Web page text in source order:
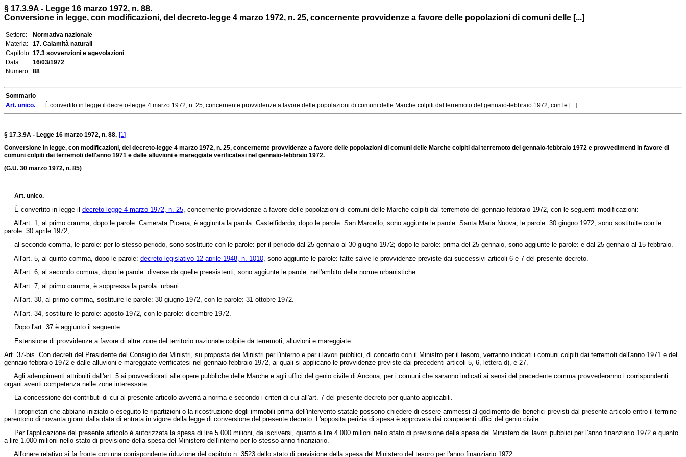
§ 17.3.9A - Legge 16 marzo 1972, n. 88.
Conversione in legge, con modificazioni, del decreto-legge 4 marzo 1972, n. 25, concernente provvidenze a favore delle popolazioni di comuni delle [...]
Settore:
Normativa nazionale
Materia:
17. Calamità naturali
Capitolo: 17.3 sovvenzioni e agevolazioni
Data:
16/03/1972
Numero: 88
Sommario
Art. unico. È convertito in legge il decreto-legge 4 marzo 1972, n. 25, concernente provvidenze a favore delle popolazioni di comuni delle Marche colpiti dal terremoto del gennaio-febbraio 1972, con le [...]
§ 17.3.9A - Legge 16 marzo 1972, n. 88. [1]
Conversione in legge, con modificazioni, del decreto-legge 4 marzo 1972, n. 25, concernente provvidenze a favore delle popolazioni di comuni delle Marche colpiti dal terremoto del gennaio-febbraio 1972 e provvedimenti in favore di
comuni colpiti dai terremoti dell'anno 1971 e dalle alluvioni e mareggiate verificatesi nel gennaio-febbraio 1972.
(G.U. 30 marzo 1972, n. 85)
Art. unico.
È convertito in legge il decreto-legge 4 marzo 1972, n. 25, concernente provvidenze a favore delle popolazioni di comuni delle Marche colpiti dal terremoto del gennaio-febbraio 1972, con le seguenti modificazioni:
All'art. 1, al primo comma, dopo le parole: Camerata Picena, è aggiunta la parola: Castelfidardo; dopo le parole: San Marcello, sono aggiunte le parole: Santa Maria Nuova; le parole: 30 giugno 1972, sono sostituite con le
parole: 30 aprile 1972;
al secondo comma, le parole: per lo stesso periodo, sono sostituite con le parole: per il periodo dal 25 gennaio al 30 giugno 1972; dopo le parole: prima del 25 gennaio, sono aggiunte le parole: e dal 25 gennaio al 15 febbraio.
All'art. 5, al quinto comma, dopo le parole: decreto legislativo 12 aprile 1948, n. 1010, sono aggiunte le parole: fatte salve le provvidenze previste dai successivi articoli 6 e 7 del presente decreto.
All'art. 6, al secondo comma, dopo le parole: diverse da quelle preesistenti, sono aggiunte le parole: nell'ambito delle norme urbanistiche.
All'art. 7, al primo comma, è soppressa la parola: urbani.
All'art. 30, al primo comma, sostituire le parole: 30 giugno 1972, con le parole: 31 ottobre 1972.
All'art. 34, sostituire le parole: agosto 1972, con le parole: dicembre 1972.
Dopo l'art. 37 è aggiunto il seguente:
Estensione di provvidenze a favore di altre zone del territorio nazionale colpite da terremoti, alluvioni e mareggiate.
Art. 37-bis. Con decreti del Presidente del Consiglio dei Ministri, su proposta dei Ministri per l'interno e per i lavori pubblici, di concerto con il Ministro per il tesoro, verranno indicati i comuni colpiti dai terremoti dell'anno 1971 e del
gennaio-febbraio 1972 e dalle alluvioni e mareggiate verificatesi nel gennaio-febbraio 1972, ai quali si applicano le provvidenze previste dai precedenti articoli 5, 6, lettera d), e 27.
Agli adempimenti attribuiti dall'art. 5 ai provveditorati alle opere pubbliche delle Marche e agli uffici del genio civile di Ancona, per i comuni che saranno indicati ai sensi del precedente comma provvederanno i corrispondenti
organi aventi competenza nelle zone interessate.
La concessione dei contributi di cui al presente articolo avverrà a norma e secondo i criteri di cui all'art. 7 del presente decreto per quanto applicabili.
I proprietari che abbiano iniziato o eseguito le ripartizioni o la ricostruzione degli immobili prima dell'intervento statale possono chiedere di essere ammessi al godimento dei benefici previsti dal presente articolo entro il termine
perentorio di novanta giorni dalla data di entrata in vigore della legge di conversione del presente decreto. L'apposita perizia di spesa è approvata dai competenti uffici del genio civile.
Per l'applicazione del presente articolo è autorizzata la spesa di lire 5.000 milioni, da iscriversi, quanto a lire 4.000 milioni nello stato di previsione della spesa del Ministero dei lavori pubblici per l'anno finanziario 1972 e quanto
a lire 1.000 milioni nello stato di previsione della spesa del Ministero dell'interno per lo stesso anno finanziario.
All'onere relativo si fa fronte con una corrispondente riduzione del capitolo n. 3523 dello stato di previsione della spesa del Ministero del tesoro per l'anno finanziario 1972.